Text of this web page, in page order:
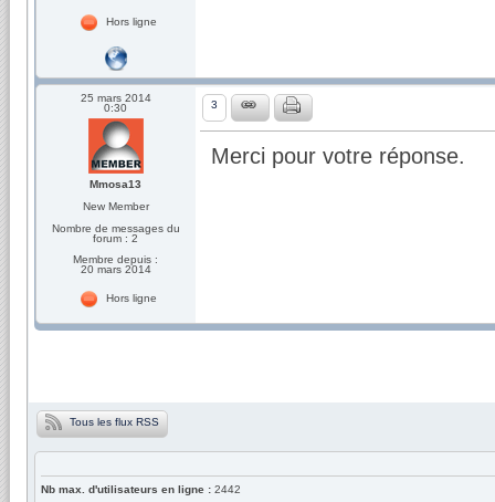
Hors ligne
25 mars 2014
0:30
Mmosa13
New Member
Nombre de messages du
forum : 2
Membre depuis :
20 mars 2014
Hors ligne
3
Merci pour votre réponse.
Tous les flux RSS
Nb max. d'utilisateurs en ligne : 2442